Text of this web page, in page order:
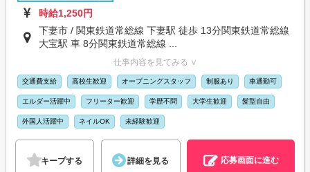
時給1,250円
下妻市 / 関東鉄道常総線 下妻駅 徒歩 13分関東鉄道常総線
大宝駅 車 8分関東鉄道常総線 ...
仕事内容を見てみる ∨
交通費支給 高校生歓迎 オープニングスタッフ 制服あり 車通勤可
エルダー活躍中 フリーター歓迎 学歴不問 大学生歓迎 髪型自由
外国人活躍中 ネイルOK 未経験歓迎
キープする 詳細を見る 応募画面に進む